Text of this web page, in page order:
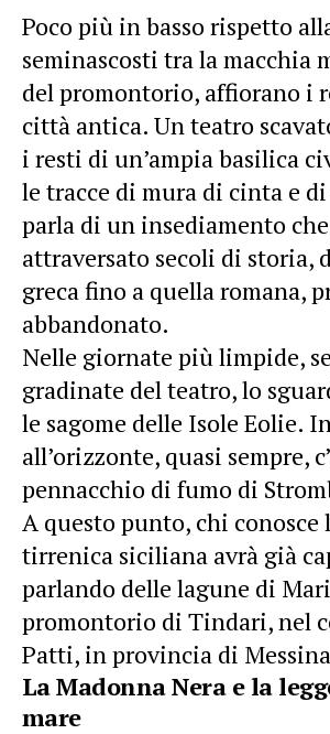
Poco più in basso rispetto
seminascosti tra la macchia
del promontorio, affiorano i
città antica. Un teatro
i resti di un’ampia basilica
le tracce di mura di cinta e
parla di un insediamento
attraversato secoli di storia,
greca fino a quella romana,
abbandonato.
Nelle giornate più limpide,
gradinate del teatro, lo
le sagome delle Isole Eolie.
all’orizzonte, quasi sempre,
pennacchio di fumo di
A questo punto, chi conosce
tirrenica siciliana avrà già
parlando delle lagune di
promontorio di Tindari, nel
Patti, in provincia di
La Madonna Nera e la
mare